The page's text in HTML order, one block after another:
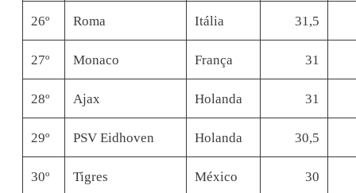
26º Roma Itália 31,5
27º Monaco França 31
28º Ajax Holanda 31
29º PSV Eidhoven Holanda 30,5
30º Tigres México 30